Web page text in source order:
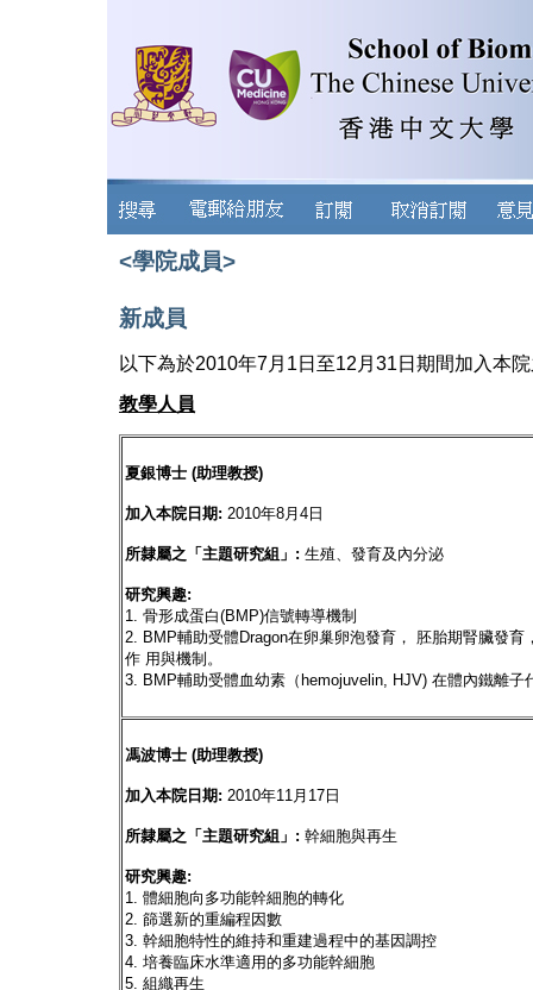
<學院成員>
新成員
以下為於2010年7月1日至12月31日期間加入本
教學人員
夏銀博士 (助理教授)
加入本院日期: 2010年8月4日
所隸屬之「主題研究組」: 生殖、發育及內分泌
研究興趣:
1. 骨形成蛋白(BMP)信號轉導機制
2. BMP輔助受體Dragon在卵巢卵泡發育， 胚胎期腎臟發
作 用與機制。
3. BMP輔助受體血幼素（hemojuvelin, HJV) 在體內鐵離子
馮波博士 (助理教授)
加入本院日期: 2010年11月17日
所隸屬之「主題研究組」: 幹細胞與再生
研究興趣:
1. 體細胞向多功能幹細胞的轉化
2. 篩選新的重編程因數
3. 幹細胞特性的維持和重建過程中的基因調控
4. 培養臨床水準適用的多功能幹細胞
5. 組織再生